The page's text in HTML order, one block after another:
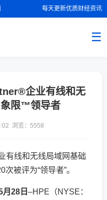
每天更新优质财经资讯
☰
企业有线和无
象限™领导者
浏览： 5558
有线和无线局域网基础
被评为“领导者”。
月 28 日 –HPE（NYSE：